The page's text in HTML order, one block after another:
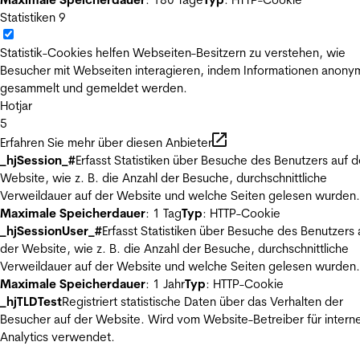
Statistiken 9
Statistik-Cookies helfen Webseiten-Besitzern zu verstehen, wie
Besucher mit Webseiten interagieren, indem Informationen
gesammelt und gemeldet werden.
Hotjar
5
Erfahren Sie mehr über diesen Anbieter
_hjSession_#Erfasst Statistiken über Besuche des Benutzers auf
Website, wie z. B. die Anzahl der Besuche, durchschnittliche
Verweildauer auf der Website und welche Seiten gelesen wurden.
Maximale Speicherdauer: 1 TagTyp: HTTP-Cookie
_hjSessionUser_#Erfasst Statistiken über Besuche des Benutzers
der Website, wie z. B. die Anzahl der Besuche, durchschnittliche
Verweildauer auf der Website und welche Seiten gelesen wurden.
Maximale Speicherdauer: 1 JahrTyp: HTTP-Cookie
_hjTLDTestRegistriert statistische Daten über das Verhalten der
Besucher auf der Website. Wird vom Website-Betreiber für
Analytics verwendet.